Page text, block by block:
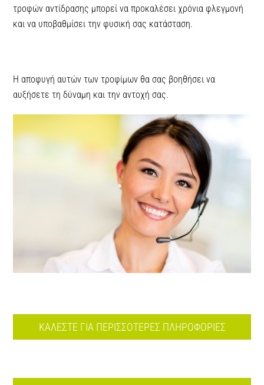
τροφών αντίδρασης μπορεί να προκαλέσει χρόνια φλεγμονή
και να υποβαθμίσει την φυσική σας κατάσταση.
Η αποφυγή αυτών των τροφίμων θα σας βοηθήσει να
αυξήσετε τη δύναμη και την αντοχή σας.
ΚΑΛΕΣΤΕ ΓΙΑ ΠΕΡΙΣΣΟΤΕΡΕΣ ΠΛΗΡΟΦΟΡΙΕΣ